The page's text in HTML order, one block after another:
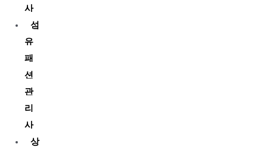
사
섬
유
패
션
관
리
사
상